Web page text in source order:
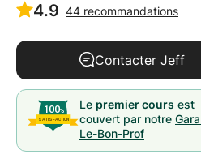
4.9 44 recommandations
Contacter Jeff
Le premier cours est
couvert par notre
Le-Bon-Prof